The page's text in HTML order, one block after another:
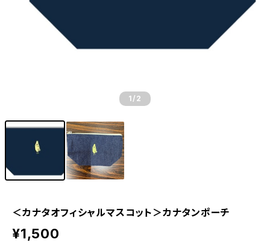
1 /2
＜カナタオフィシャルマスコット＞カナタンポーチ
¥1,500